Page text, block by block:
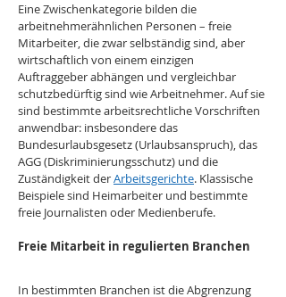
Eine Zwischenkategorie bilden die
arbeitnehmerähnlichen Personen – freie
Mitarbeiter, die zwar selbständig sind, aber
wirtschaftlich von einem einzigen
Auftraggeber abhängen und vergleichbar
schutzbedürftig sind wie Arbeitnehmer. Auf sie
sind bestimmte arbeitsrechtliche Vorschriften
anwendbar: insbesondere das
Bundesurlaubsgesetz (Urlaubsanspruch), das
AGG (Diskriminierungsschutz) und die
Zuständigkeit der Arbeitsgerichte. Klassische
Beispiele sind Heimarbeiter und bestimmte
freie Journalisten oder Medienberufe.
Freie Mitarbeit in regulierten Branchen
In bestimmten Branchen ist die Abgrenzung